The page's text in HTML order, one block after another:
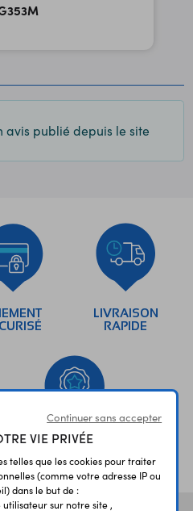
avis publié depuis le site
LIVRAISON
RAPIDE
PLUS 30 ANS
D’EXPERIENCE
Continuer sans accepter
VIE PRIVÉE
telles que les cookies pour traiter
(comme votre adresse IP ou
dans le but de :
sur notre site ,